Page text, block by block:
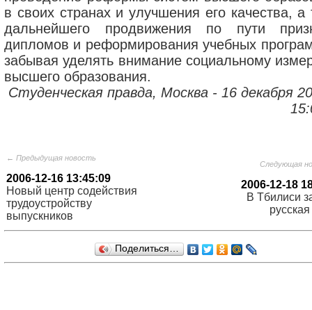
в своих странах и улучшения его качества, а
дальнейшего продвижения по пути
дипломов и реформирования учебных
забывая уделять внимание социальному
высшего образования.
Студенческая правда, Москва - 16 декабря
← Предыдущая новость
2006-12-16 13:45:09
Новый центр содействия
трудоустройству
выпускников
Следующая
2006-12-18
В Тбилиси
Поделиться…